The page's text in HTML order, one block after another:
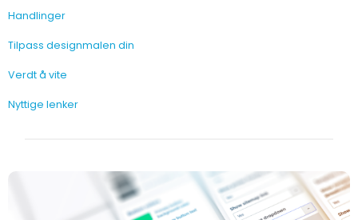
Handlinger
Tilpass designmalen din
Verdt å vite
Nyttige lenker